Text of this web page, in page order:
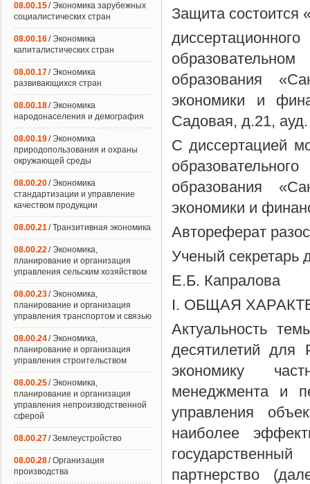
Защита состоится
образования
экономики и
Садовая, д.21, ауд.
С диссертацией
образования
экономики и
Автореферат
Ученый секретарь
Е.Б. Капралова
I. ОБЩАЯ
Актуальность
десятилетий для
экономику
менеджмента и
управления
наиболее
партнерство
08.00.15/ Экономика зарубежных
социалистических стран
08.00.16/ Экономика
капиталистических стран
08.00.17/ Экономика
развивающихся стран
08.00.18/ Экономика
народонаселения и демография
08.00.19/ Экономика
природопользования и охраны
окружающей среды
08.00.20/ Экономика
стандартизации и управление
качеством продукции
08.00.21/ Транзитивная экономика
08.00.22/ Экономика,
планирование и организация
управления сельским хозяйством
08.00.23/ Экономика,
планирование и организация
управления транспортом и связью
08.00.24/ Экономика,
планирование и организация
управления строительством
08.00.25/ Экономика,
планирование и организация
управления непроизводственной
сферой
08.00.27/ Землеустройство
08.00.28/ Организация
производства